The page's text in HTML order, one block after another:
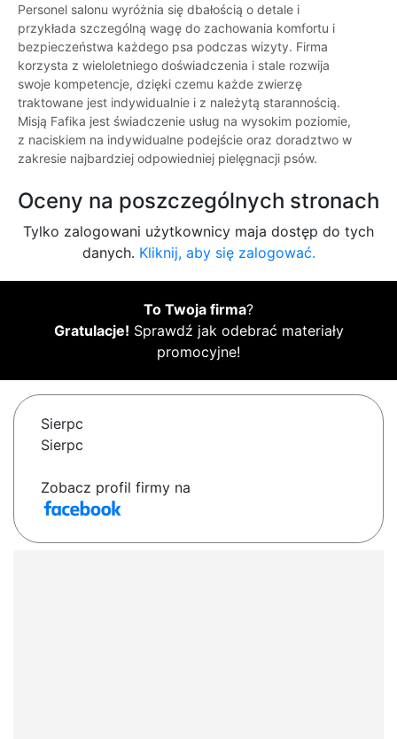
Personel salonu wyróżnia się dbałością o detale i
przykłada szczególną wagę do zachowania komfortu i
bezpieczeństwa każdego psa podczas wizyty. Firma
korzysta z wieloletniego doświadczenia i stale rozwija
swoje kompetencje, dzięki czemu każde zwierzę
traktowane jest indywidualnie i z należytą starannością.
Misją Fafika jest świadczenie usług na wysokim poziomie,
z naciskiem na indywidualne podejście oraz doradztwo w
zakresie najbardziej odpowiedniej pielęgnacji psów.
Oceny na poszczególnych stronach
Tylko zalogowani użytkownicy maja dostęp do tych
danych. Kliknij, aby się zalogować.
To Twoja firma?
Gratulacje! Sprawdź jak odebrać materiały
promocyjne!
Sierpc
Sierpc
Zobacz profil firmy na